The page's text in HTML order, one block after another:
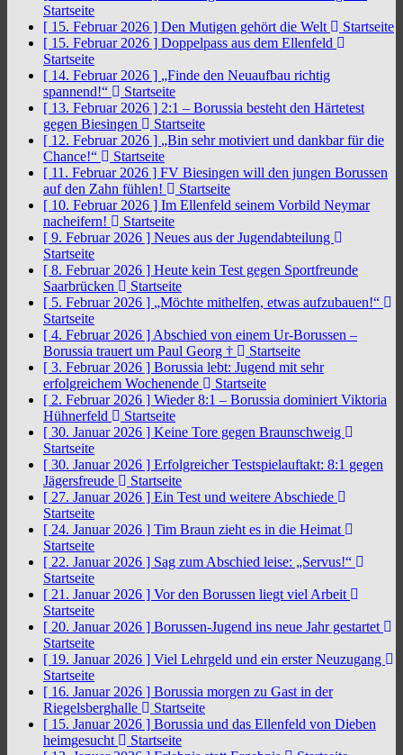
Startseite
[ 15. Februar 2026 ] Den Mutigen gehört die Welt
Startseite
[ 15. Februar 2026 ] Doppelpass aus dem Ellenfeld
Startseite
[ 14. Februar 2026 ] „Finde den Neuaufbau richtig
spannend!“
Startseite
[ 13. Februar 2026 ] 2:1 – Borussia besteht den Härtetest
gegen Biesingen
Startseite
[ 12. Februar 2026 ] „Bin sehr motiviert und dankbar für die
Chance!“
Startseite
[ 11. Februar 2026 ] FV Biesingen will den jungen Borussen
auf den Zahn fühlen!
Startseite
[ 10. Februar 2026 ] Im Ellenfeld seinem Vorbild Neymar
nacheifern!
Startseite
[ 9. Februar 2026 ] Neues aus der Jugendabteilung
Startseite
[ 8. Februar 2026 ] Heute kein Test gegen Sportfreunde
Saarbrücken
Startseite
[ 5. Februar 2026 ] „Möchte mithelfen, etwas aufzubauen!“
Startseite
[ 4. Februar 2026 ] Abschied von einem Ur-Borussen –
Borussia trauert um Paul Georg †
Startseite
[ 3. Februar 2026 ] Borussia lebt: Jugend mit sehr
erfolgreichem Wochenende
Startseite
[ 2. Februar 2026 ] Wieder 8:1 – Borussia dominiert Viktoria
Hühnerfeld
Startseite
[ 30. Januar 2026 ] Keine Tore gegen Braunschweig
Startseite
[ 30. Januar 2026 ] Erfolgreicher Testspielauftakt: 8:1 gegen
Jägersfreude
Startseite
[ 27. Januar 2026 ] Ein Test und weitere Abschiede
Startseite
[ 24. Januar 2026 ] Tim Braun zieht es in die Heimat
Startseite
[ 22. Januar 2026 ] Sag zum Abschied leise: „Servus!“
Startseite
[ 21. Januar 2026 ] Vor den Borussen liegt viel Arbeit
Startseite
[ 20. Januar 2026 ] Borussen-Jugend ins neue Jahr gestartet
Startseite
[ 19. Januar 2026 ] Viel Lehrgeld und ein erster Neuzugang
Startseite
[ 16. Januar 2026 ] Borussia morgen zu Gast in der
Riegelsberghalle
Startseite
[ 15. Januar 2026 ] Borussia und das Ellenfeld von Dieben
heimgesucht
Startseite